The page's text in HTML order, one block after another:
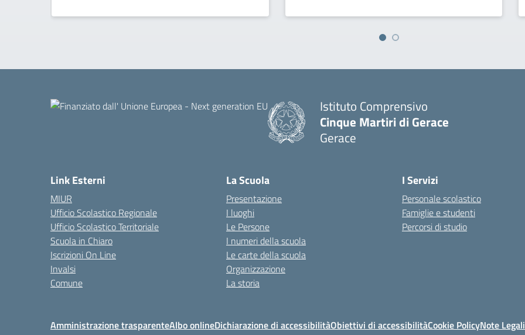
Istituto Comprensivo
Cinque Martiri di Gerace
Gerace
Link Esterni
MIUR
Ufficio Scolastico Regionale
Ufficio Scolastico Territoriale
Scuola in Chiaro
Iscrizioni On Line
Invalsi
Comune
La Scuola
Presentazione
I luoghi
Le Persone
I numeri della scuola
Le carte della scuola
Organizzazione
La storia
I Servizi
Personale scolastico
Famiglie e studenti
Percorsi di studio
Amministrazione trasparenteAlbo onlineDichiarazione di accessibilitàObiettivi di accessibilitàCookie PolicyNote Legali